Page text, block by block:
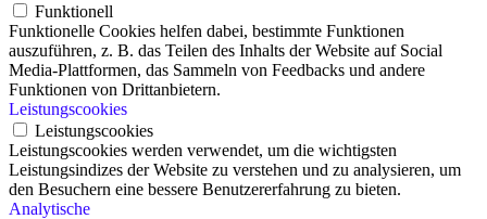
Funktionell
Funktionelle Cookies helfen dabei, bestimmte Funktionen
auszuführen, z. B. das Teilen des Inhalts der Website auf Social
Media-Plattformen, das Sammeln von Feedbacks und andere
Funktionen von Drittanbietern.
Leistungscookies
Leistungscookies
Leistungscookies werden verwendet, um die wichtigsten
Leistungsindizes der Website zu verstehen und zu analysieren, um
den Besuchern eine bessere Benutzererfahrung zu bieten.
Analytische